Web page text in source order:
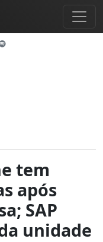
tem
após
SAP
unidade